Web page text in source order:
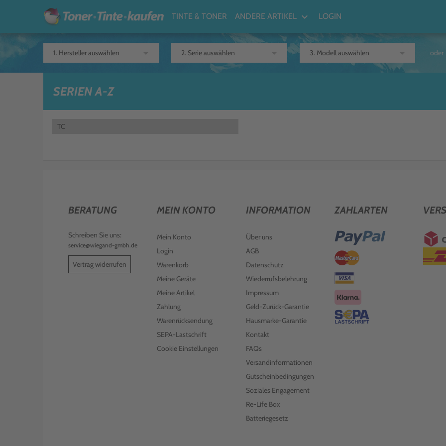
TINTE & TONER ANDERE ARTIKEL keyboard_arrow_down LOGIN
oder
SERIEN A-Z
TC
BERATUNG
Schreiben Sie uns:
service@wiegand-gmbh.de
Vertrag widerrufen
MEIN KONTO
Mein Konto
Login
Warenkorb
Meine Geräte
Meine Artikel
Zahlung
Warenrücksendung
SEPA-Lastschrift
Cookie Einstellungen
INFORMATION
Über uns
AGB
Datenschutz
Wiederrufsbelehrung
Impressum
Geld-Zurück-Garantie
Hausmarke-Garantie
Kontakt
FAQs
Versandinformationen
Gutscheinbedingungen
Soziales Engagement
Re-Life Box
Batteriegesetz
ZAHLARTEN